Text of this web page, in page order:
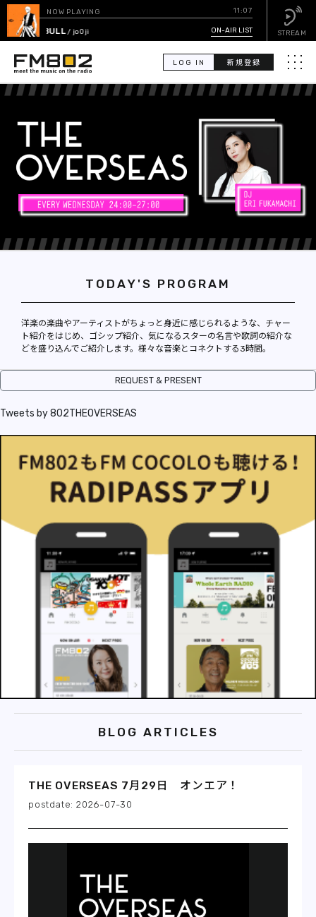
LOG IN 新規登録 メニ
PICK UP
ON-AIR LIST
EVENT CALENDAR
TIMETABLE
REPORT
PODCAST
HEAVY ROTATION
DJ
FAQ
ONLINESHOP
NOW PLAYING 11:07
I-BULL/ jo0ji ON-AIR LIST STREAM
TODAY'S PROGRAM
洋楽の楽曲やアーティストがちょっと身近に感じられるような、チャー
ト紹介をはじめ、ゴシップ紹介、気になるスターの名言や歌詞の紹介な
どを盛り込んでご紹介します。様々な音楽とコネクトする3時間。
REQUEST & PRESENT
Tweets by 802THEOVERSEAS
BLOG ARTICLES
THE OVERSEAS 7月29日 オンエア！
2026-07-30